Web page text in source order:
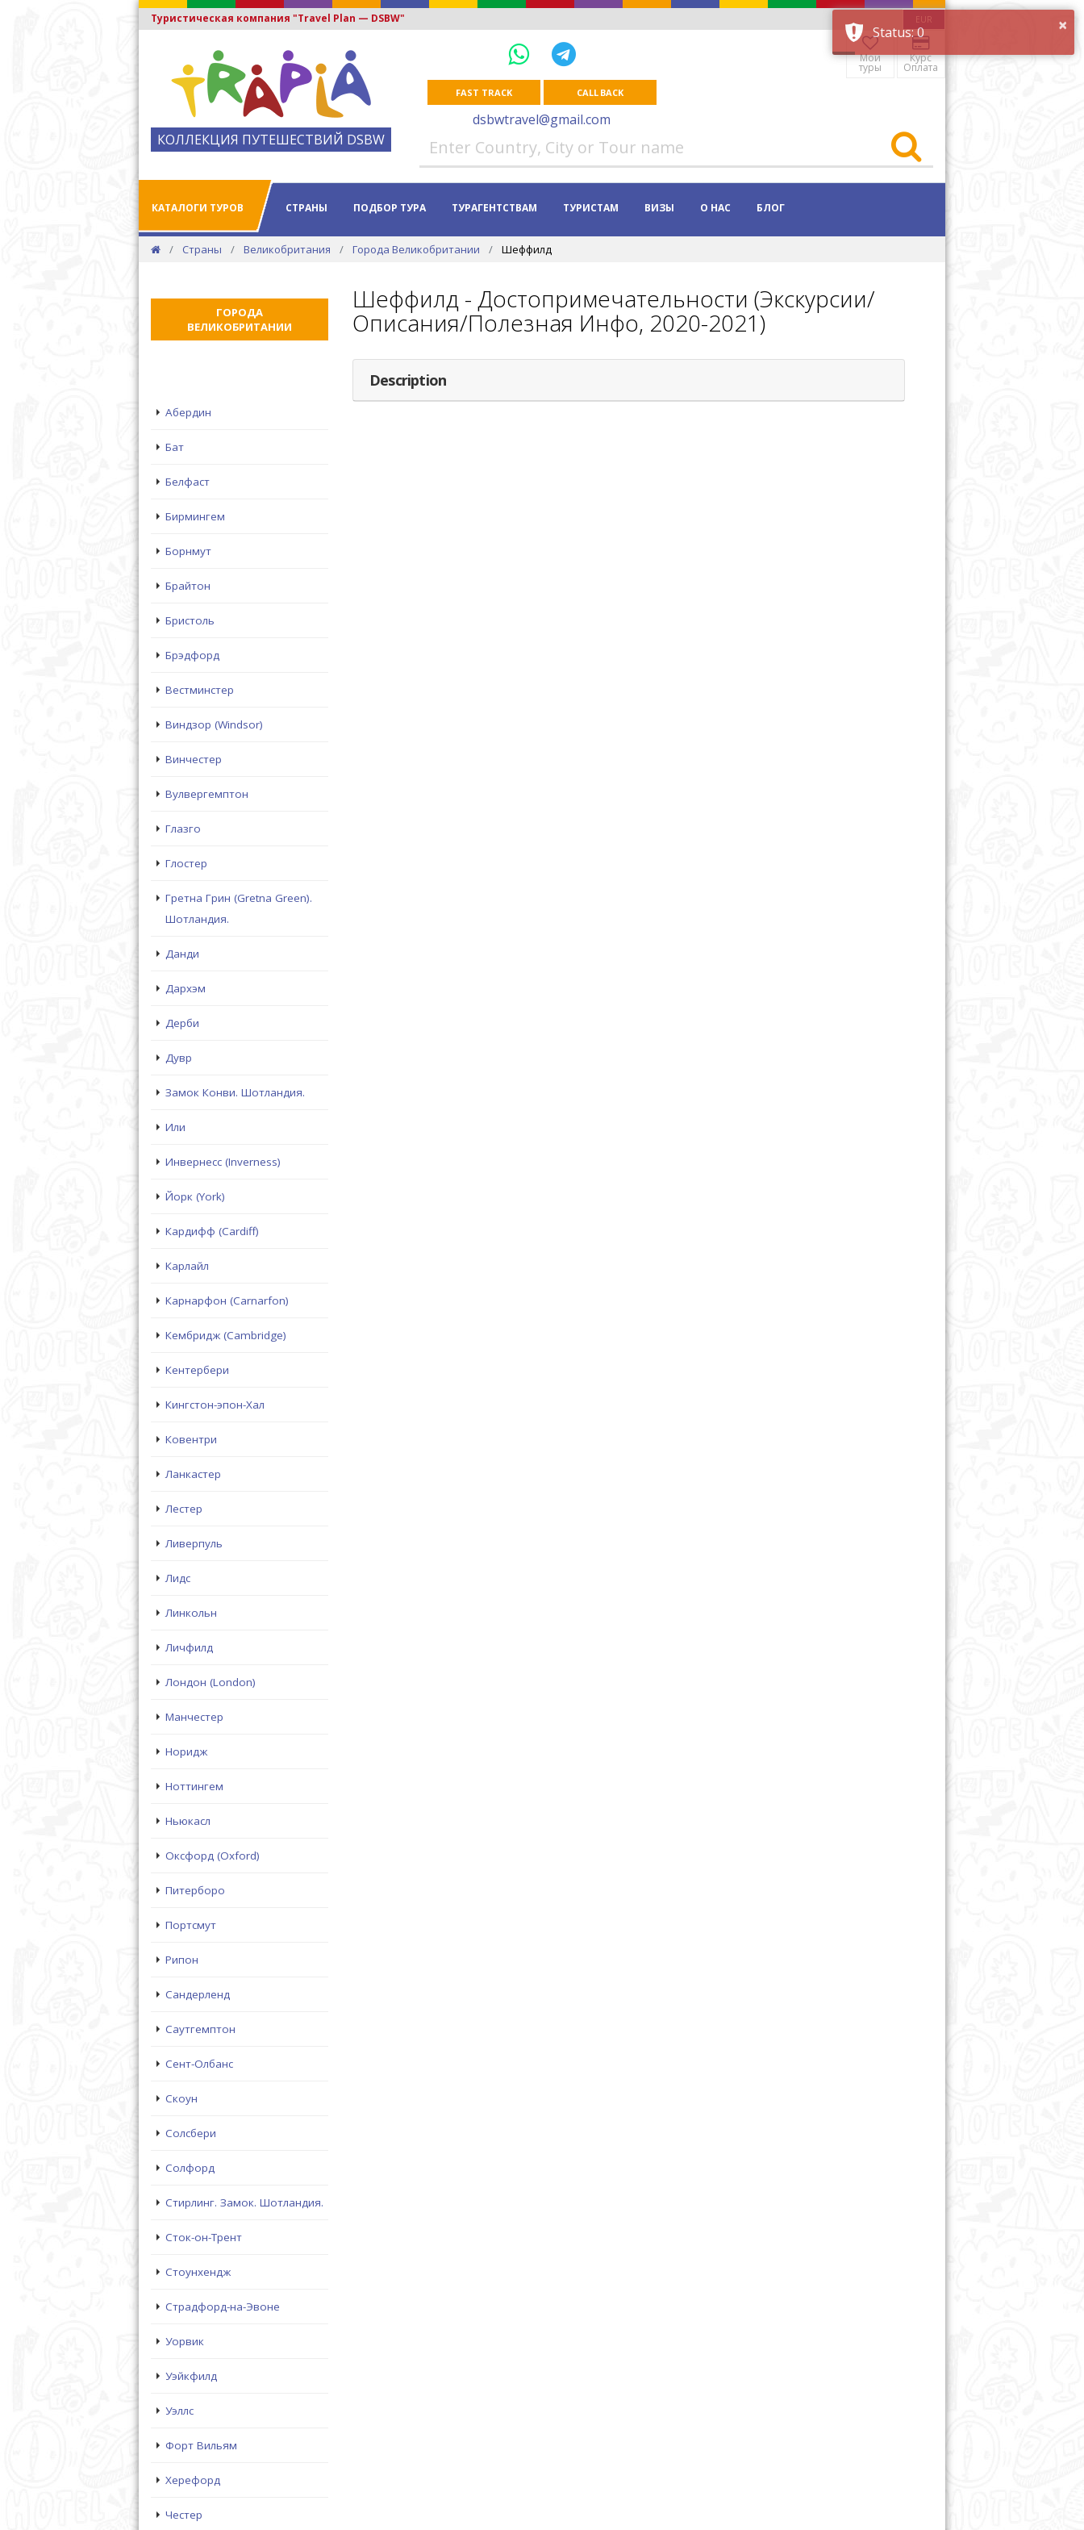
Туристическая компания "Travel Plan — DSBW" EUR
КОЛЛЕКЦИЯ ПУТЕШЕСТВИЙ DSBW
FAST TRACK CALL BACK
dsbwtravel@gmail.com
Мои
туры
Курс
Оплата
КАТАЛОГИ ТУРОВ СТРАНЫ ПОДБОР ТУРА ТУРАГЕНТСТВАМ ТУРИСТАМ ВИЗЫ О НАС БЛОГ
Страны Великобритания Города Великобритании Шеффилд
ГОРОДА
ВЕЛИКОБРИТАНИИ
Абердин
Бат
Белфаст
Бирмингем
Борнмут
Брайтон
Бристоль
Брэдфорд
Вестминстер
Виндзор (Windsor)
Винчестер
Вулвергемптон
Глазго
Глостер
Гретна Грин (Gretna Green).
Шотландия.
Данди
Дархэм
Дерби
Дувр
Замок Конви. Шотландия.
Или
Инвернесс (Inverness)
Йорк (York)
Кардифф (Cardiff)
Карлайл
Карнарфон (Carnarfon)
Кембридж (Cambridge)
Кентербери
Кингстон-эпон-Хал
Ковентри
Ланкастер
Лестер
Ливерпуль
Лидс
Линкольн
Личфилд
Лондон (London)
Манчестер
Норидж
Ноттингем
Ньюкасл
Оксфорд (Oxford)
Питерборо
Портсмут
Рипон
Сандерленд
Саутгемптон
Сент-Олбанс
Скоун
Солсбери
Солфорд
Стирлинг. Замок. Шотландия.
Сток-он-Трент
Стоунхендж
Страдфорд-на-Эвоне
Уорвик
Уэйкфилд
Уэллс
Форт Вильям
Херефорд
Честер
Шеффилд - Достопримечательности (Экскурсии/
Описания/Полезная Инфо, 2020-2021)
Description
×
Status: 0